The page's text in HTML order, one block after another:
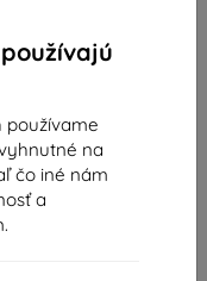
používame
na
čo iné nám
a
clear (36707)